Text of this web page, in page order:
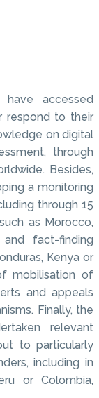
accessed
respond to their
on digital
through
Besides,
a monitoring
through 15
as Morocco,
fact-finding
Kenya or
mobilisation of
and appeals
Finally, the
relevant
to particularly
including in
or Colombia,